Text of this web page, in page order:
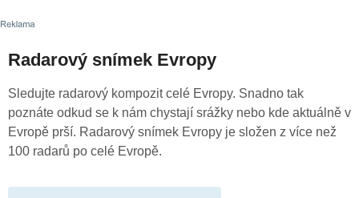
Radarový snímek Evropy
Sledujte radarový kompozit celé Evropy. Snadno tak
poznáte odkud se k nám chystají srážky nebo kde aktuálně v
Evropě prší. Radarový snímek Evropy je složen z více než
100 radarů po celé Evropě.